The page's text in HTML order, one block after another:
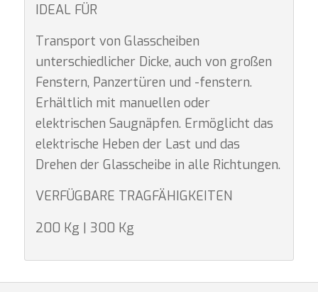
IDEAL FÜR
Transport von Glasscheiben
unterschiedlicher Dicke, auch von großen
Fenstern, Panzertüren und -fenstern.
Erhältlich mit manuellen oder
elektrischen Saugnäpfen. Ermöglicht das
elektrische Heben der Last und das
Drehen der Glasscheibe in alle Richtungen.
VERFÜGBARE TRAGFÄHIGKEITEN
200 Kg | 300 Kg